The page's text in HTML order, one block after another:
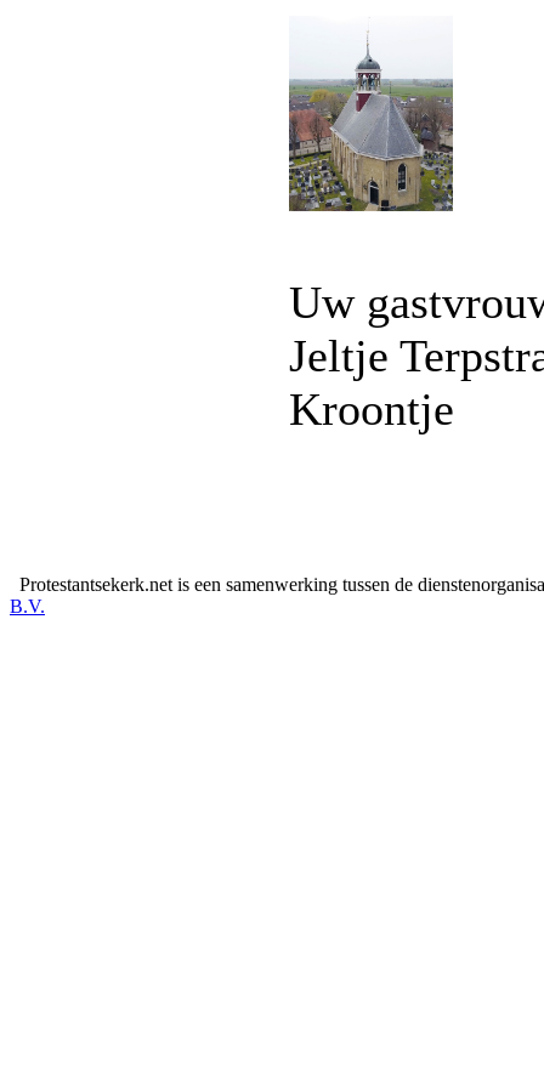
Uw
Jeltje
Kroontje
Protestantsekerk.net is een samenwerking tussen de
B.V.